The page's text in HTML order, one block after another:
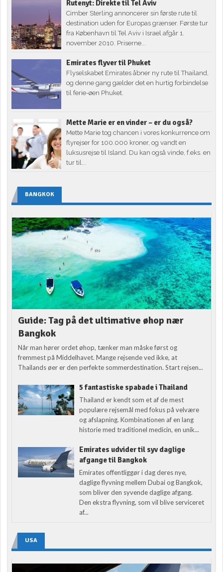
Rutenyt: Direkte til Tel Aviv
Cimber Sterling annoncerer sin første rute til
destination uden for Europas grænser. Første tur
fra København til Tel Aviv i Israel afgår 1.
november 2010. Priserne...
Emirates flyver til Phuket
Flyselskabet Emirates åbner ny rute til Thailand,
og denne gang gælder det en hurtig forbindelse
til ferie-øen Phuket.
Mette Marie er en vinder – er du også?
Mette Marie tog chancen i vores konkurrence om
flyrejser for 100.000 kroner, og vandt en
luksusrejse til Island. Du kan også vinde, f.eks. en
tur til...
BANGKOK
Guide: Tag på det ultimative øhop nær
Bangkok
Når man hører ordet øhop, tænker man måske først og
fremmest på Middelhavet. Mange rejsende ved ikke, at
Thailands øer er den perfekte sommerdestination. Start rejsen...
5 fantastiske spabade i Thailand
Thailand er kendt som et af de mest
populære rejsemål med fokus på velvære
og afslapning. Kombinationen af en lang
historie med traditionel medicin, en unik...
Emirates udvider til syv daglige
afgange til Bangkok
Emirates offentliggør i dag deres nye,
daglige flyvning mellem Dubai og Bangkok,
som bliver den syvende daglige afgang.
Den ekstra flyvning, som vil blive serviceret
af...
USA